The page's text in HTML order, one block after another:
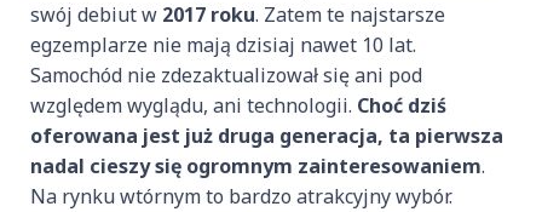
swój debiut w 2017 roku. Zatem te najstarsze
egzemplarze nie mają dzisiaj nawet 10 lat.
Samochód nie zdezaktualizował się ani pod
względem wyglądu, ani technologii. Choć dziś
oferowana jest już druga generacja, ta pierwsza
nadal cieszy się ogromnym zainteresowaniem.
Na rynku wtórnym to bardzo atrakcyjny wybór.